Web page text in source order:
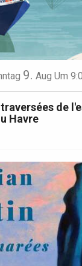
9. Aug Um
traversées de
Havre